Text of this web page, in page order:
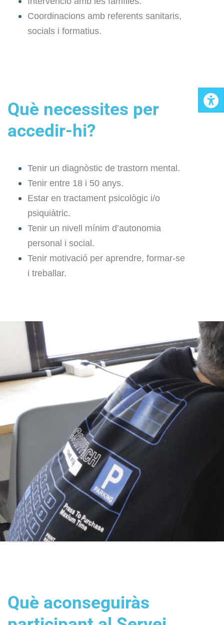
Coordinacions amb referents sanitaris,
socials i formatius.
Què necessites per
accedir-hi?
Tenir un diagnòstic de trastorn mental.
Tenir entre 18 i 50 anys.
Estar en tractament psicològic i/o
psiquiàtric.
Tenir un nivell mínim d’autonomia
personal i social.
Tenir motivació per aprendre, formar-se
i treballar.
Què aconseguiràs